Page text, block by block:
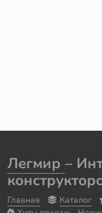
Легмир –
Главная Каталог